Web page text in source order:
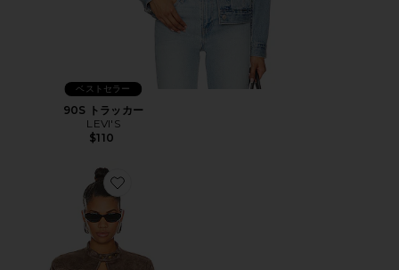
ベストセラー
90S トラッカー
LEVI'S
$110
Favorite BELLA ライダースジャケット